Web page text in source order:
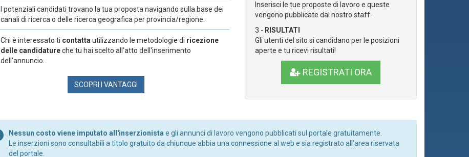
I potenziali candidati trovano la tua proposta navigando sulla base dei
canali di ricerca o delle ricerca geografica per provincia/regione.
Chi è interessato ti contatta utilizzando le metodologie di ricezione
delle candidatureche tu hai scelto all'atto dell'inserimento
dell'annuncio.
SCOPRI I VANTAGGI
Inserisci le tue proposte di lavoro e queste
vengono pubblicate dal nostro staff.
3 - RISULTATI
Gli utenti del sito si candidano per le posizioni
aperte e tu ricevi risultati!
REGISTRATI ORA
Nessun costo viene imputato all'inserzionista e gli annunci di lavoro vengono pubblicati sul portale gratuitamente.
Le inserzioni sono consultabili a titolo gratuito da chiunque abbia una connessione al web e sia registrato all'area riservata
del portale.